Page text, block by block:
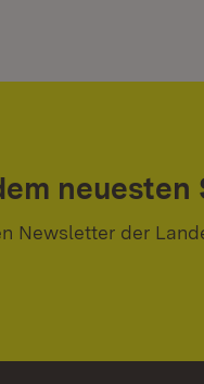
neuesten
Newsletter der